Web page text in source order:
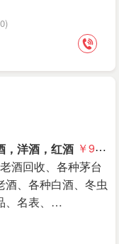
，洋酒，红酒 ￥99.9999
酒回收、各种茅台
酒、各种白酒、冬虫
、名表、…